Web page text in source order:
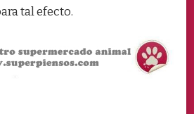
tal efecto.